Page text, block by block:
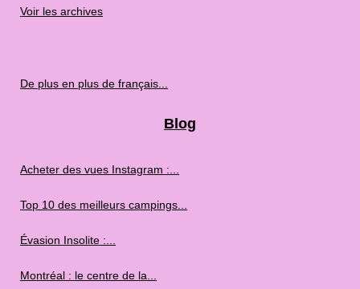
Voir les archives
De plus en plus de français...
Blog
Acheter des vues Instagram :...
Top 10 des meilleurs campings...
Évasion Insolite :...
Montréal : le centre de la...